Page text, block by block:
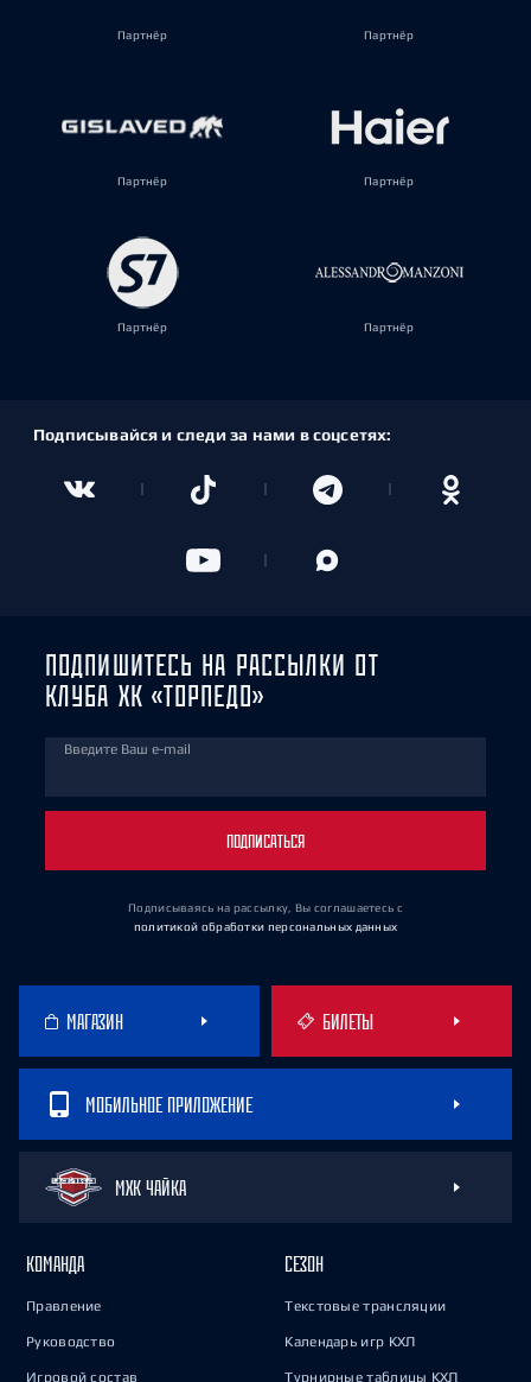
Партнёр Партнёр
Партнёр Партнёр
Партнёр Партнёр
Подписывайся и следи за нами в соцсетях:
ПОДПИШИТЕСЬ НА РАССЫЛКИ ОТ
КЛУБА ХК «ТОРПЕДО»
Введите Ваш e-mail
ПОДПИСАТЬСЯ
Подписываясь на рассылку, Вы соглашаетесь с
политикой обработки персональных данных
МАГАЗИН БИЛЕТЫ
МОБИЛЬНОЕ ПРИЛОЖЕНИЕ
МХК ЧАЙКА
КОМАНДА
Правление
Руководство
Игровой состав
СЕЗОН
Текстовые трансляции
Календарь игр КХЛ
Турнирные таблицы КХЛ